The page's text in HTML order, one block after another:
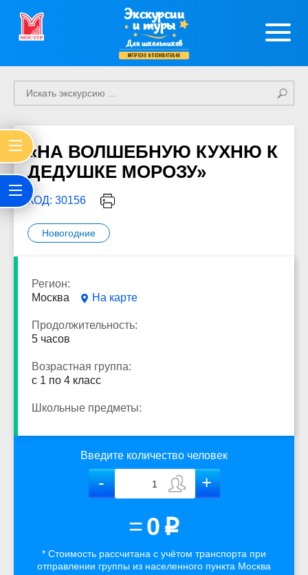
Экскурсии
и туры
Для школьников
интересно и познавательно
«НА ВОЛШЕБНУЮ КУХНЮ К
ДЕДУШКЕ МОРОЗУ»
КОД: 30156
Новогодние
Регион:
Москва
На карте
Продолжительность:
5 часов
Возрастная группа:
с 1 по 4 класс
Школьные предметы:
Введите количество человек
=0 p
* Стоимость рассчитана с учётом транспорта при
отправлении группы из населенного пункта Москва